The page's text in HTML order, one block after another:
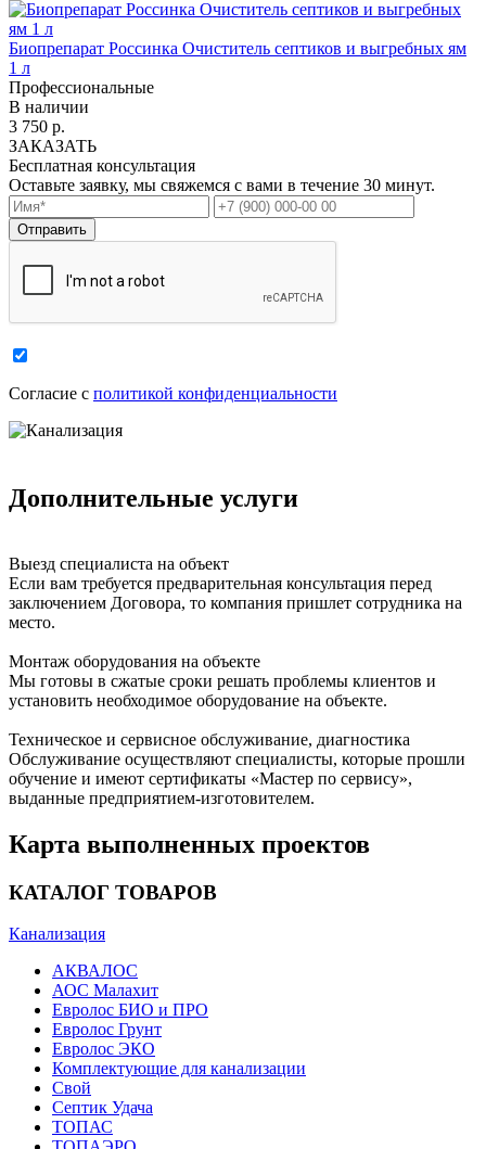
Биопрепарат Россинка Очиститель септиков и выгребных ям
1 л
Профессиональные
В наличии
3 750 р.
ЗАКАЗАТЬ
Бесплатная консультация
Оставьте заявку, мы свяжемся с вами в течение 30 минут.
Cогласие с политикой конфиденциальности
Дополнительные услуги
Выезд специалиста на объект
Если вам требуется предварительная консультация перед
заключением Договора, то компания пришлет сотрудника на
место.
Монтаж оборудования на объекте
Мы готовы в сжатые сроки решать проблемы клиентов и
установить необходимое оборудование на объекте.
Техническое и сервисное обслуживание, диагностика
Обслуживание осуществляют специалисты, которые прошли
обучение и имеют сертификаты «Мастер по сервису»,
выданные предприятием-изготовителем.
Карта выполненных проектов
КАТАЛОГ ТОВАРОВ
Канализация
АКВАЛОС
АОС Малахит
Евролос БИО и ПРО
Евролос Грунт
Евролос ЭКО
Комплектующие для канализации
Свой
Септик Удача
ТОПАС